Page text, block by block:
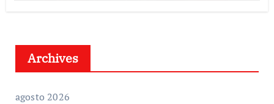
Archives
agosto 2026